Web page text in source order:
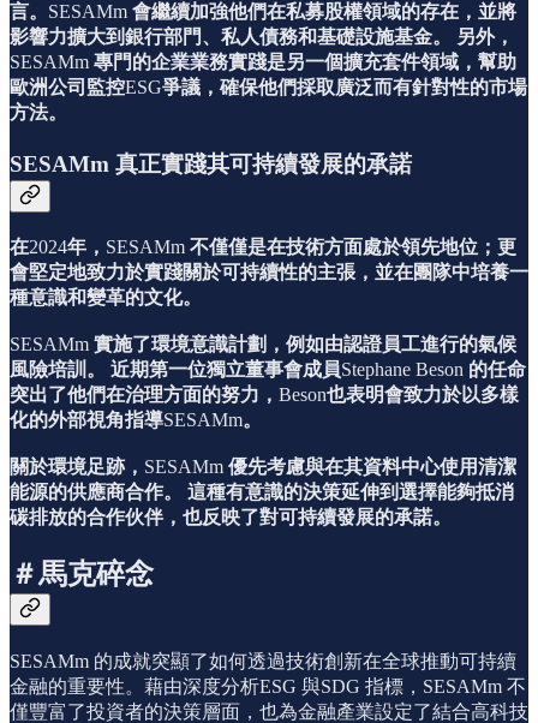
言。 SESAMm 會繼續加強他們在私募股權領域的存在，並將
影響力擴大到銀行部門、私人債務和基礎設施基金。
另外，
SESAMm 專門的企業業務實踐是另一個擴充套件領域，幫助
歐洲公司監控ESG爭議，確保他們採取廣泛而有針對性的市場
方法。
SESAMm 真正實踐其可持續發展的承諾
在2024年， SESAMm 不僅僅是在技術方面處於領先地位；更
會堅定地致力於實踐關於可持續性的主張，並在團隊中培養一
種意識和變革的文化。
SESAMm 實施了環境意識計劃，例如由認證員工進行的氣候
風險培訓。
近期第一位獨立董事會成員Stephane Beson 的任命
突出了他們在治理方面的努力， Beson也表明會致力於以多樣
化的外部視角指導SESAMm。
關於環境足跡， SESAMm 優先考慮與在其資料中心使用清潔
能源的供應商合作。
這種有意識的決策延伸到選擇能夠抵消
碳排放的合作伙伴，也反映了對可持續發展的承諾。
＃馬克碎念
SESAMm 的成就突顯了如何透過技術創新在全球推動可持續
金融的重要性。藉由深度分析ESG 與SDG 指標，SESAMm 不
僅豐富了投資者的決策層面，也為金融產業設定了結合高科技